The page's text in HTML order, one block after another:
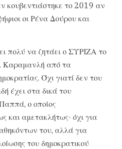
κουβεντιάστηκε το 2019 αν
οι Ρένα Δούρου και
πολύ να ζητάει ο ΣΥΡΙΖΑ το
Καραμανλή από τα
Όχι γιατί δεν του
έχει στα δικά του
ο οποίος
και αμετακλήτως· όχι για
του, αλλά για
του δημοκρατικού